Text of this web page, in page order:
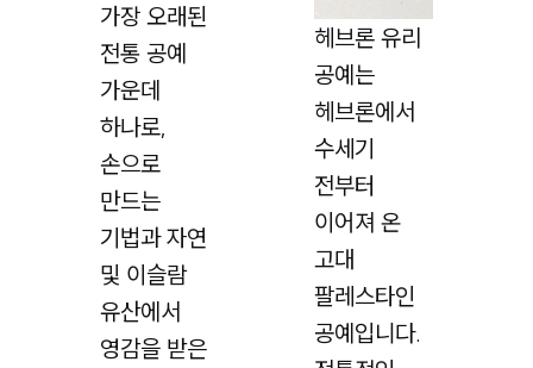
가장 오래된
전통 공예
가운데
하나로,
손으로
만드는
기법과 자연
및 이슬람
유산에서
영감을 받은
헤브론 유리
공예는
헤브론에서
수세기
전부터
이어져 온
고대
팔레스타인
공예입니다.